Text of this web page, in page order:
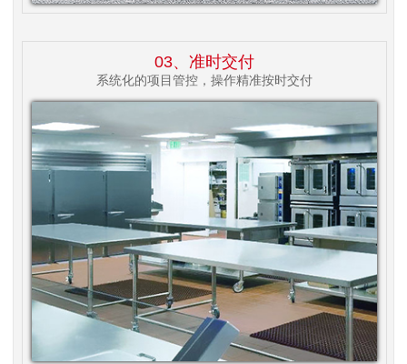
03、准时交付
系统化的项目管控，操作精准按时交付